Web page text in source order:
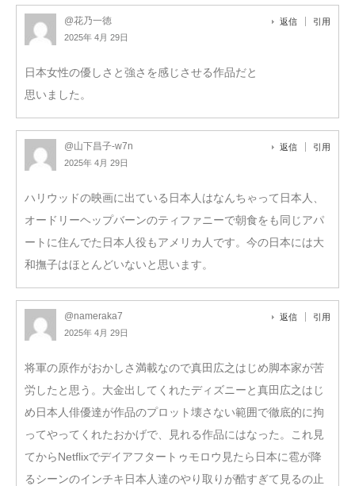
@花乃一徳
2025年 4月 29日
返信 引用
日本女性の優しさと強さを感じさせる作品だと
思いました。
@山下昌子-w7n
2025年 4月 29日
返信 引用
ハリウッドの映画に出ている日本人はなんちゃって日本人、
オードリーヘップバーンのティファニーで朝食をも同じアパ
ートに住んでた日本人役もアメリカ人です。今の日本には大
和撫子はほとんどいないと思います。
@nameraka7
2025年 4月 29日
返信 引用
将軍の原作がおかしさ満載なので真田広之はじめ脚本家が苦
労したと思う。大金出してくれたディズニーと真田広之はじ
め日本人俳優達が作品のプロット壊さない範囲で徹底的に拘
ってやってくれたおかげで、見れる作品にはなった。これ見
てからNetflixでデイアフタートゥモロウ見たら日本に雹が降
るシーンのインチキ日本人達のやり取りが酷すぎて見るの止